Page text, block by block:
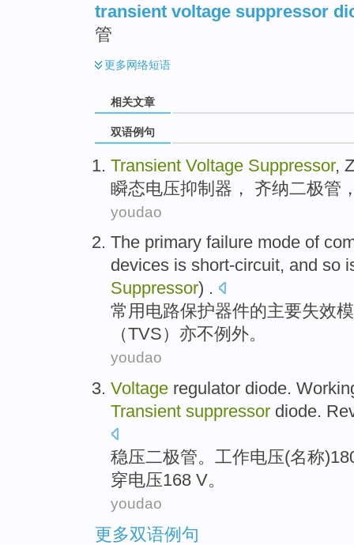
transient voltage suppressor
管
更多网络短语
相关文章
双语例句
Transient Voltage Suppressor,
瞬态电压抑制器 ， 齐纳二极管
youdao
The primary failure mode of
devices is short-circuit, and so
Suppressor) .
常用 电路保护器件的主要失效
（TVS）亦不例外。
youdao
Voltage regulator diode.
Transient suppressor diode.
稳压二极管。 工作电压(名称
穿电压168 V。
youdao
更多双语例句